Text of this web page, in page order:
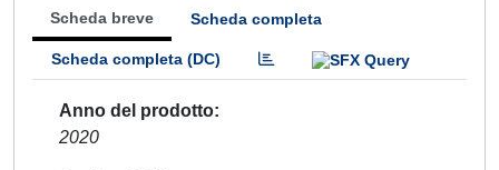
Scheda breve Scheda completa
Scheda completa (DC)
Anno del prodotto
2020